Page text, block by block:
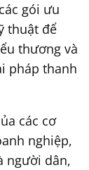
gói ưu
thuật để
thương và
pháp thanh
các cơ
nghiệp,
người dân,